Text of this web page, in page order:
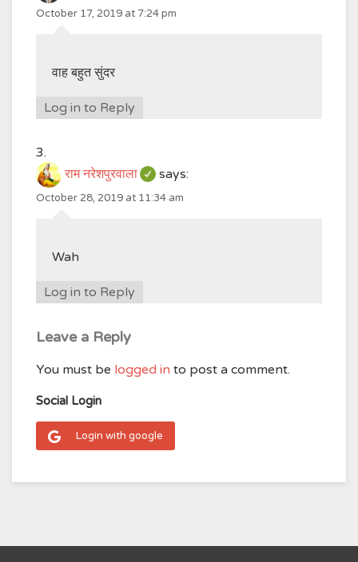
October 17, 2019 at 7:24 pm
वाह बहुत सुंदर
Log in to Reply
राम नरेशपुरवाला says:
October 28, 2019 at 11:34 am
Wah
Log in to Reply
Leave a Reply
You must be logged in to post a comment.
Social Login
Login with google